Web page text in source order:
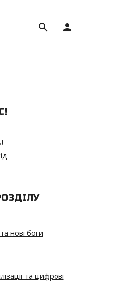
person
search
!
!
нові боги
та цифрові